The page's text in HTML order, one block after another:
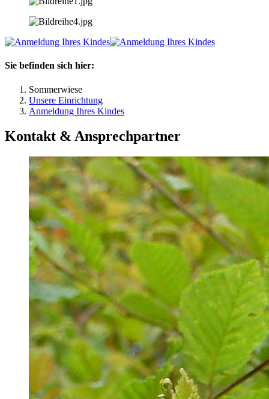
Sie befinden sich hier:
Sommerwiese
Unsere Einrichtung
Anmeldung Ihres Kindes
Kontakt & Ansprechpartner